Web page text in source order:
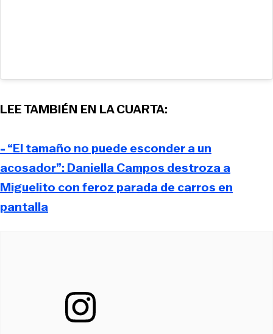
LEE TAMBIÉN EN LA CUARTA:
- “El tamaño no puede esconder a un
acosador”: Daniella Campos destroza a
Miguelito con feroz parada de carros en
pantalla